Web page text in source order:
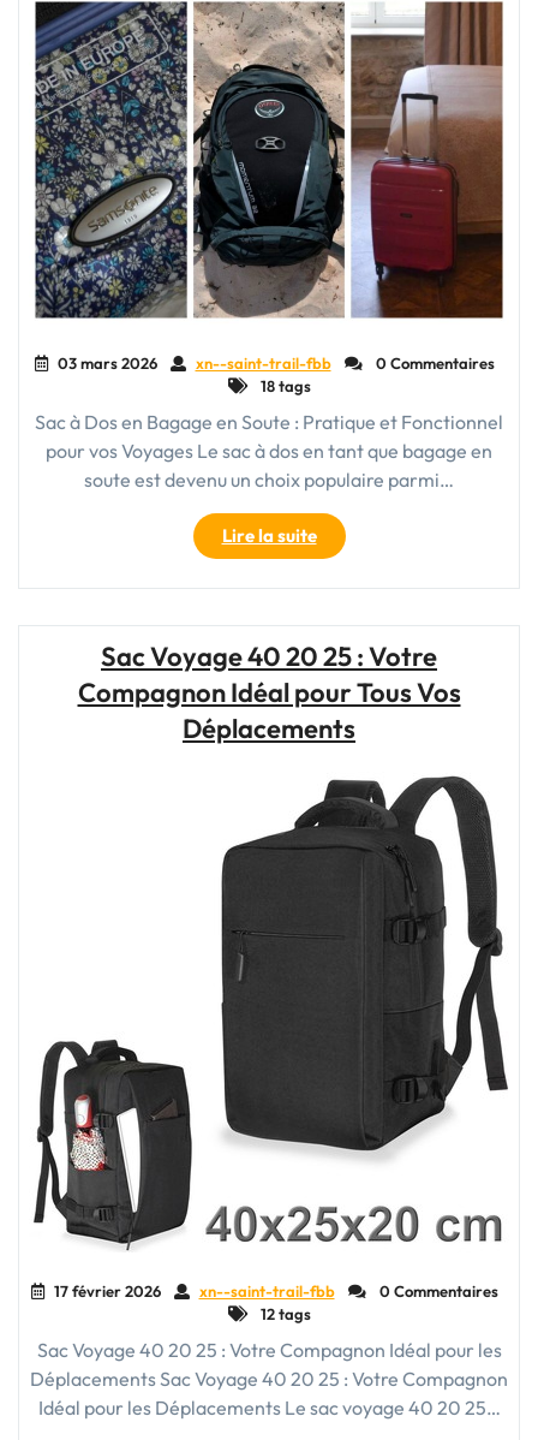
Rose
pour
vos
Déplacements"
03 mars 2026 xn--saint-trail-fbb
0 Commentaires
18 tags
Sac à Dos en Bagage en Soute : Pratique et Fonctionnel
pour vos Voyages Le sac à dos en tant que bagage en
soute est devenu un choix populaire parmi…
Lire la suite"Voyage
Pratique
:
le
Sac
à
Dos
Bagage
en
Soute
Sac Voyage 40 20 25 : Votre
Compagnon Idéal pour Tous Vos
Déplacements
17 février 2026 xn--saint-trail-fbb
0 Commentaires
12 tags
Sac Voyage 40 20 25 : Votre Compagnon Idéal pour les
Déplacements Sac Voyage 40 20 25 : Votre Compagnon
Idéal pour les Déplacements Le sac voyage 40 20 25…